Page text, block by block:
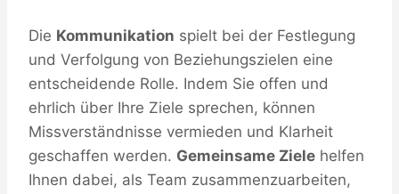
Die Kommunikation spielt bei der Festlegung
und Verfolgung von Beziehungszielen eine
entscheidende Rolle. Indem Sie offen und
ehrlich über Ihre Ziele sprechen, können
Missverständnisse vermieden und Klarheit
geschaffen werden. Gemeinsame Ziele helfen
Ihnen dabei, als Team zusammenzuarbeiten,